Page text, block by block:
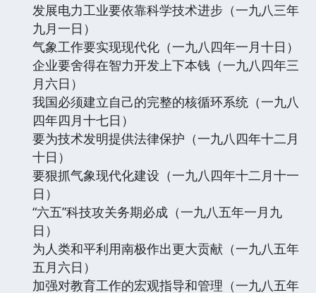
发展电力工业要依靠科学技术进步（一九八三年
九月一日）
气象工作要实现现代化（一九八四年一月十日）
企业要舍得在智力开发上下本钱（一九八四年三
月六日）
我国必须建立自己的完整的核循环系统（一九八
四年四月十七日）
要为技术发明提供法律保护（一九八四年十二月
十日）
要狠抓气象现代化建设（一九八四年十二月十一
日）
“六五”科技攻关务期必成（一九八五年一月九
日）
为人类和平利用南极作出更大贡献（一九八五年
五月六日）
加强对教育工作的宏观指导和管理（一九八五年